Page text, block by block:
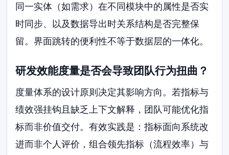
同一实体（如需求）在不同模块中的属性是否实
时同步、以及数据导出时关系结构是否完整保
留。界面跳转的便利性不等于数据层的一体化。
研发效能度量是否会导致团队行为扭曲？
度量体系的设计原则决定其影响方向。若指标与
绩效强挂钩且缺乏上下文解释，团队可能优化指
标而非价值交付。有效实践是：指标面向系统改
进而非个人评价，组合领先指标（流程效率）与